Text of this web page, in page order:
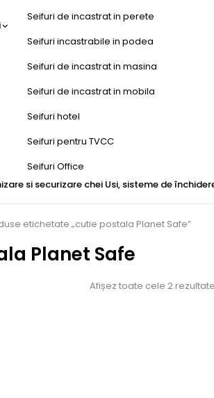
Seifuri de incastrat in perete
Seifuri incastrabile in podea
Seifuri de incastrat in masina
Seifuri de incastrat in mobila
Seifuri hotel
Seifuri pentru TVCC
Seifuri Office
si securizare chei Usi, sisteme de
Planet Safe
etichetate „cutie postala Planet Safe”
Afișez toate cele 2 rezultate